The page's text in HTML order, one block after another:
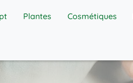
Plantes Cosmétiques